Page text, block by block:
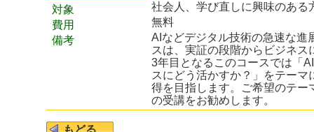
対象
社会人、学び直しに興味のある
費用
無料
備考
AIなどデジタル技術の急速な進
スは、実証の段階からビジネ
3年目となるこのコースでは「
スにどう活かすか？」をテー
得を目指します。ご希望のテ
の受講をお勧めします。